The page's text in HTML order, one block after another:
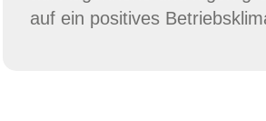
auf ein positives